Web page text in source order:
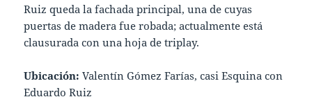
Ruiz queda la fachada principal, una de cuyas
puertas de madera fue robada; actualmente está
clausurada con una hoja de triplay.
Ubicación: Valentín Gómez Farías, casi Esquina con
Eduardo Ruiz